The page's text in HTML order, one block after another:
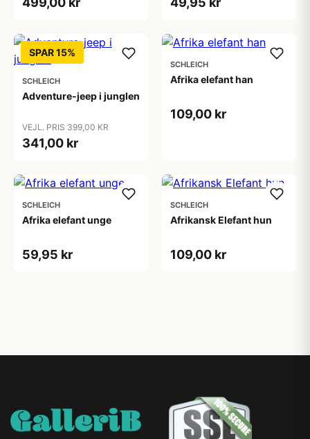
SPAR 15%
SCHLEICH
Adventure-jeep i junglen
VEJL. PRIS 399,00 KR
341,00 kr
SCHLEICH
Afrika elefant han
109,00 kr
SCHLEICH
Afrika elefant unge
59,95 kr
SCHLEICH
Afrikansk Elefant hun
109,00 kr